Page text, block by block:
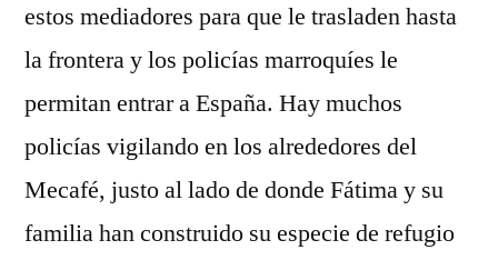
estos mediadores para que le trasladen hasta
la frontera y los policías marroquíes le
permitan entrar a España. Hay muchos
policías vigilando en los alrededores del
Mecafé, justo al lado de donde Fátima y su
familia han construido su especie de refugio